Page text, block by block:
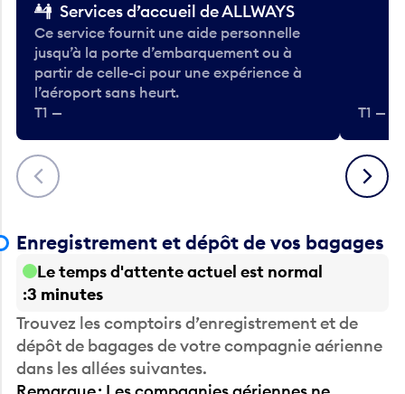
Précédent
Services d’accueil de ALLWAYS
Ce service fournit une aide personnelle
jusqu’à la porte d’embarquement ou à
partir de celle-ci pour une expérience à
l’aéroport sans heurt.
T1 —
T1 —
Suivant
Enregistrement et dépôt de vos bagages
Le temps d'attente actuel est normal
3 minutes
Trouvez les comptoirs d’enregistrement et de
dépôt de bagages de votre compagnie aérienne
dans les allées suivantes.